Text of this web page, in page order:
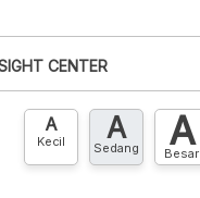
XLS
Silakan Daftar sekarang
CENTER
sekarang »
A
Kecil A
Sedang A
Besar